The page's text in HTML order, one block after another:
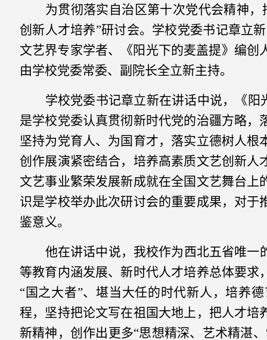
为贯彻落实自治区第十次党代会精神
创新人才培养”研讨会。学校党委书记章立
文艺界专家学者、《阳光下的麦盖提》编创
由学校党委常委、副院长全立新主持。
学校党委书记章立新在讲话中说，《
是学校党委认真贯彻新时代党的治疆方略
坚持为党育人、为国育才，落实立德树人
创作展演紧密结合，培养高素质文艺创新
文艺事业繁荣发展新成就在全国文艺舞台
识是学校举办此次研讨会的重要成果，对
鉴意义。
他在讲话中说，我校作为西北五省唯
等教育内涵发展、新时代人才培养总体要
“国之大者”、堪当大任的时代新人，培养
程，坚持把论文写在祖国大地上，把人才
新精神，创作出更多“思想精深、艺术精湛